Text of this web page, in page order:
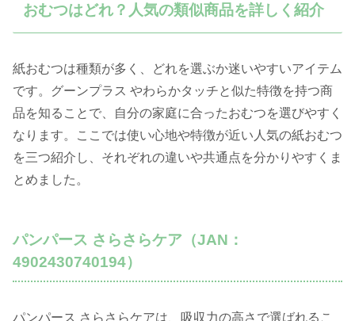
おむつはどれ？人気の類似商品を詳しく紹介
紙おむつは種類が多く、どれを選ぶか迷いやすいアイテム
です。グーンプラス やわらかタッチと似た特徴を持つ商
品を知ることで、自分の家庭に合ったおむつを選びやすく
なります。ここでは使い心地や特徴が近い人気の紙おむつ
を三つ紹介し、それぞれの違いや共通点を分かりやすくま
とめました。
パンパース さらさらケア（JAN：
4902430740194）
パンパース さらさらケアは、吸収力の高さで選ばれるこ